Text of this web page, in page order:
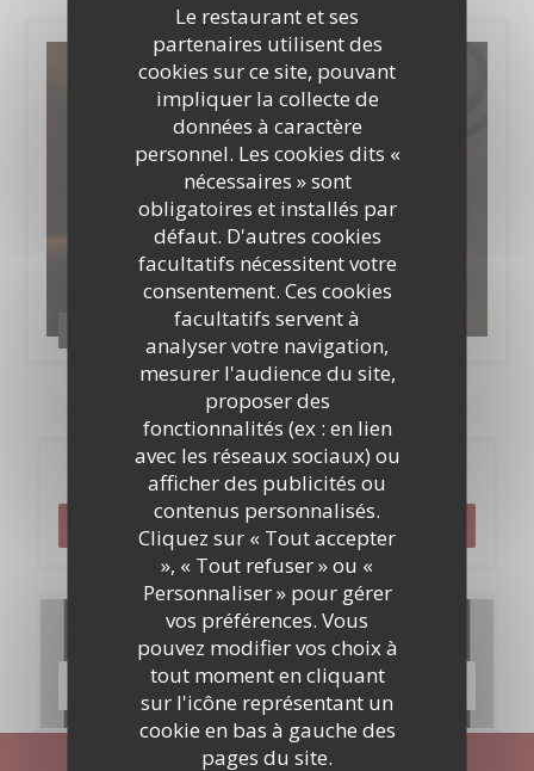
Le restaurant et ses
partenaires utilisent des
cookies sur ce site, pouvant
impliquer la collecte de
données à caractère
personnel. Les cookies dits «
nécessaires » sont
obligatoires et installés par
défaut. D'autres cookies
facultatifs nécessitent votre
consentement. Ces cookies
facultatifs servent à
analyser votre navigation,
mesurer l'audience du site,
proposer des
fonctionnalités (ex : en lien
avec les réseaux sociaux) ou
afficher des publicités ou
contenus personnalisés.
Cliquez sur « Tout accepter
», « Tout refuser » ou «
Personnaliser » pour gérer
vos préférences. Vous
pouvez modifier vos choix à
tout moment en cliquant
sur l'icône représentant un
cookie en bas à gauche des
pages du site.
Sous les cerisiers
Réservation
RÉSERVER
Cartes & Menus
DÉCOUVRIR NOTRE CARTE